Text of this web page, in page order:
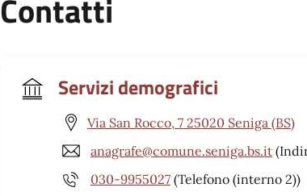
Contatti
Servizi demografici
Via San Rocco, 7 25020 Seniga (BS)
anagrafe@comune.seniga.bs.it
030-9955027 (Telefono (interno 2))